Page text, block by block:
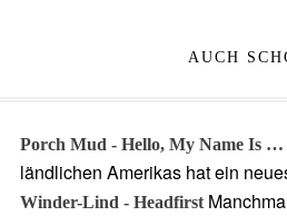
AUCH
Porch Mud - Hello, My Name Is …
ländlichen Amerikas hat ein
Winder-Lind - Headfirst